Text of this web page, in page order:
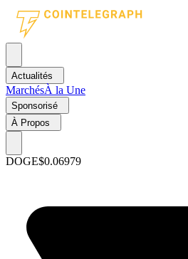
Actualités
MarchésÀ la Une
Sponsorisé
À Propos
DOGE$0.06979